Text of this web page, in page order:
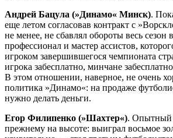
Андрей Бацула (»Динамо« Минск).
еще летом согласовав контракт с
не менее, не сбавлял обороты весь
профессионал и мастер ассистов,
игроком завершившегося чемпионата
игрока забесплатно, минчане
В этом отношении, наверное, не очень
политика »Динамо«: на продаже
нужно делать деньги.
Егор Филипенко (»Шахтер«). Опытный
прежнему на высоте: выиграл восьмое